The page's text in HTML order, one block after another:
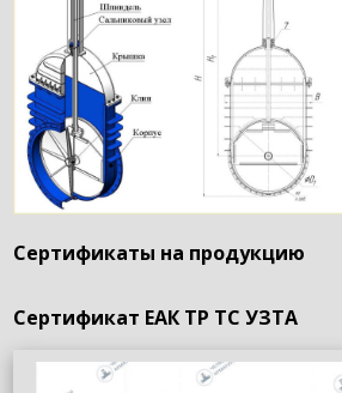
Сертификаты на продукцию
Сертификат ЕАК ТР ТС УЗТА